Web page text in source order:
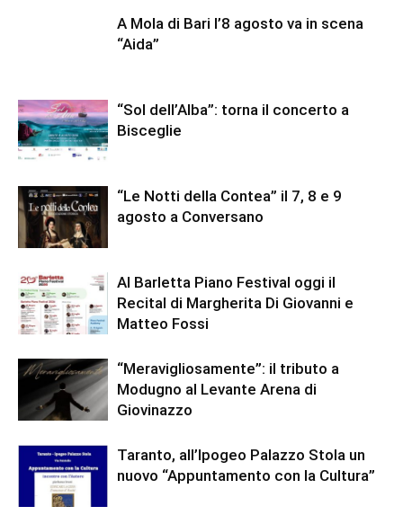
A Mola di Bari l’8 agosto va in scena
“Aida”
“Sol dell’Alba”: torna il concerto a
Bisceglie
“Le Notti della Contea” il 7, 8 e 9
agosto a Conversano
Al Barletta Piano Festival oggi il
Recital di Margherita Di Giovanni e
Matteo Fossi
“Meravigliosamente”: il tributo a
Modugno al Levante Arena di
Giovinazzo
Taranto, all’Ipogeo Palazzo Stola un
nuovo “Appuntamento con la Cultura”